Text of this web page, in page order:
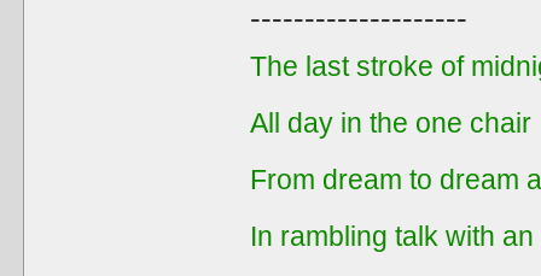
--------------------
The last stroke of
All day in the one chair
From dream to dream
In rambling talk with